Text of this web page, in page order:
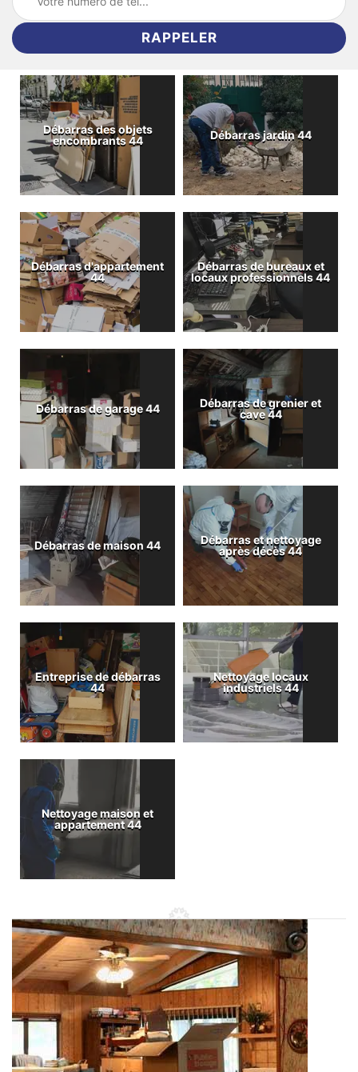
Débarras des objets
encombrants 44
Débarras jardin 44
Débarras d'appartement
44
Débarras de bureaux et
locaux professionnels 44
Débarras de garage 44
Débarras de grenier et
cave 44
Débarras de maison 44
Débarras et nettoyage
après décès 44
Entreprise de débarras
44
Nettoyage locaux
industriels 44
Nettoyage maison et
appartement 44